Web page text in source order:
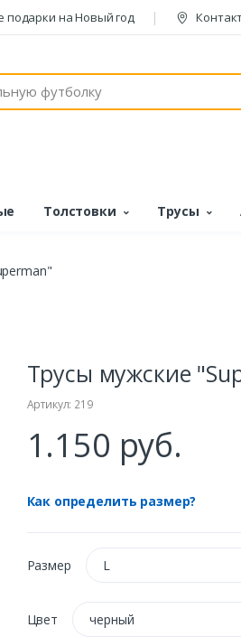
подарки на Новый год
Толстовки Трусы
Трусы мужские
Артикул: 219
1.150 руб.
Как определить размер?
Размер L
Цвет черный